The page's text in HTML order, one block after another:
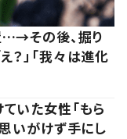
…→その後、掘り
」「我々は進化
いた女性「もら
いがけず手にし